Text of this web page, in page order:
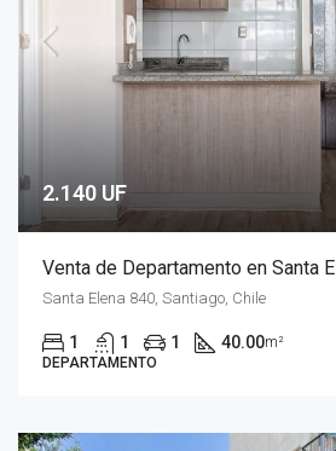
2.140 UF
Venta de Departamento en Santa
Santa Elena 840, Santiago, Chile
1 1 1 40.00m²
DEPARTAMENTO